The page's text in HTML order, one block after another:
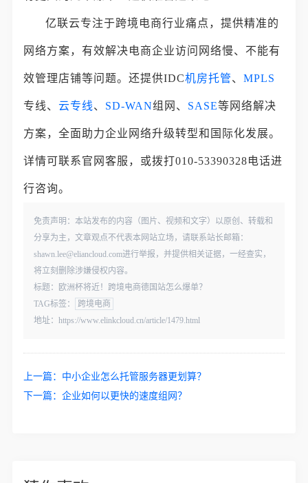
亿联云专注于跨境电商行业痛点，提供精准的
网络方案，有效解决电商企业访问网络慢、不能有
效管理店铺等问题。还提供IDC机房托管、MPLS
专线、云专线、 SD-WAN组网、 SASE等网络解决
方案，全面助力企业网络升级转型和国际化发展。
详情可联系官网客服，或拨打010-53390328电话进
行咨询。
免责声明：本站发布的内容（图片、视频和文字）以原创、转载和
分享为主，文章观点不代表本网站立场，请联系站长邮箱：
shawn.lee@eliancloud.com进行举报，并提供相关证据，一经查实，
将立刻删除涉嫌侵权内容。
标题：欧洲杯将近！跨境电商德国站怎么爆单？
TAG标签：
跨境电商
地址：https://www.elinkcloud.cn/article/1479.html
上一篇： 中小企业怎么托管服务器更划算？
下一篇：企业如何以更快的速度组网？